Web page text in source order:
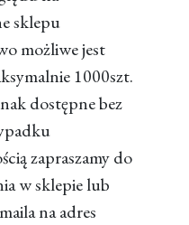
sklepu
możliwe jest
1000szt.
dostępne bez
zapraszamy do
w sklepie lub
na adres